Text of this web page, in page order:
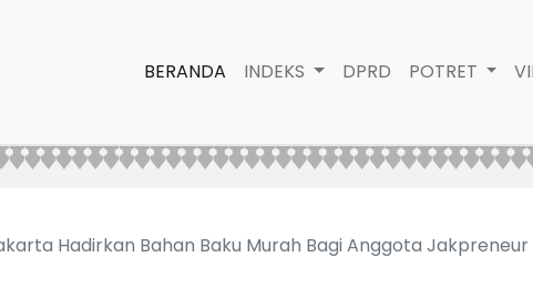
BERANDA INDEKS DPRD POTRET
Hadirkan Bahan Baku Murah Bagi Anggota Jakpreneur